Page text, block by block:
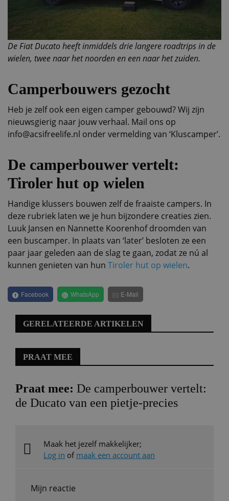
De Fiat Ducato heeft inmiddels drie langere roadtrips in de
wielen, twee naar het noorden en een naar het zuiden.
Camperbouwers gezocht
Heb je zelf ook een eigen camper gebouwd? Wij zijn
nieuwsgierig naar jouw verhaal. Mail ons op
info@acsifreelife.nl onder vermelding van ‘Kluscamper’.
De camperbouwer vertelt:
Tiroler hut op wielen
Handige klussers bouwen zelf de fraaiste campers. In
deze rubriek laten we je hun bijzondere creaties zien.
Luuk Jansen en Nannette Koorenhof droomden van
een buscamper. In plaats van ‘later’ besloten ze een
paar jaar geleden aan de slag te gaan, zodat ze nú al
kunnen genieten van hun Tiroler hut op wielen.
Facebook WhatsApp E-Mail
GERELATEERDE ARTIKELEN
PRAAT MEE
Praat mee: De camperbouwer vertelt:
de Ducato van een pietje-precies
Maak het jezelf makkelijker;
Log in of maak een account aan
Mijn reactie